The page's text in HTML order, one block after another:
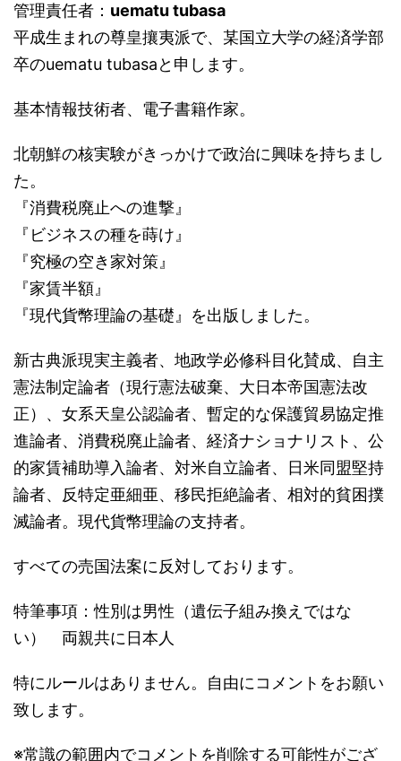
管理責任者： uematu tubasa
平成生まれの尊皇攘夷派で、某国立大学の経済学部
卒のuematu tubasaと申します。
基本情報技術者、電子書籍作家。
北朝鮮の核実験がきっかけで政治に興味を持ちまし
た。
『消費税廃止への進撃』
『ビジネスの種を蒔け』
『究極の空き家対策』
『家賃半額』
『現代貨幣理論の基礎』を出版しました。
新古典派現実主義者、地政学必修科目化賛成、自主
憲法制定論者（現行憲法破棄、大日本帝国憲法改
正）、女系天皇公認論者、暫定的な保護貿易協定推
進論者、消費税廃止論者、経済ナショナリスト、公
的家賃補助導入論者、対米自立論者、日米同盟堅持
論者、反特定亜細亜、移民拒絶論者、相対的貧困撲
滅論者。現代貨幣理論の支持者。
すべての売国法案に反対しております。
特筆事項：性別は男性（遺伝子組み換えではな
い） 両親共に日本人
特にルールはありません。自由にコメントをお願い
致します。
※常識の範囲内でコメントを削除する可能性がござ